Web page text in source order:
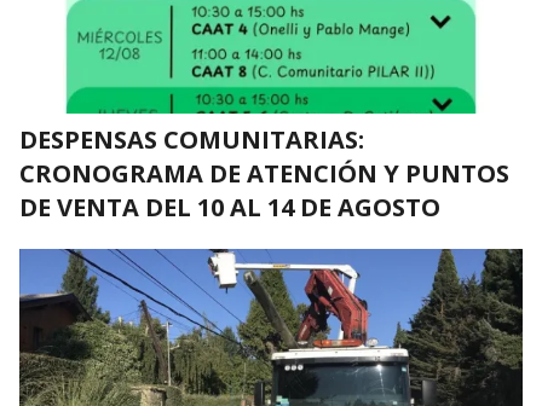
DESPENSAS COMUNITARIAS:
CRONOGRAMA DE ATENCIÓN Y PUNTOS
DE VENTA DEL 10 AL 14 DE AGOSTO